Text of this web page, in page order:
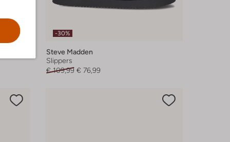
-30%
Steve Madden
Slippers
€ 109,99 € 76,99